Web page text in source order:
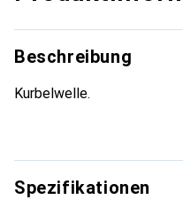
Beschreibung
Kurbelwelle.
Spezifikationen